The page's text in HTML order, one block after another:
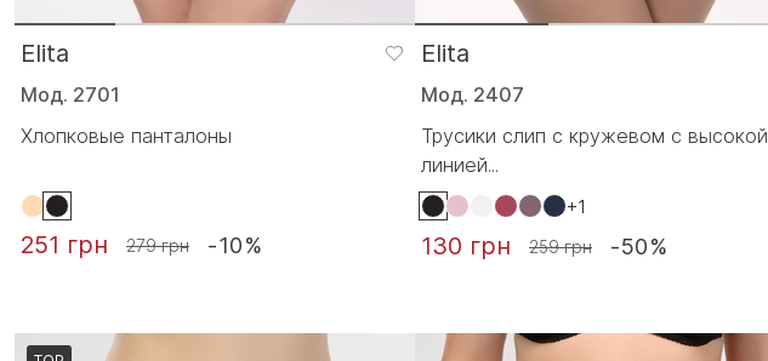
Elita
Мод. 2701
Хлопковые панталоны
251 грн 279 грн -10%
Elita
Мод. 2407
Трусики слип с кружевом с высокой
линией...
+1
130 грн 259 грн -50%